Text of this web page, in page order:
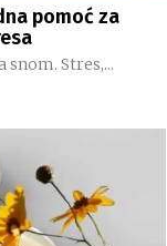
pomoć za
Stres,...